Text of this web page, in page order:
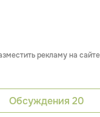
рекламу на сайте
Обсуждения 20